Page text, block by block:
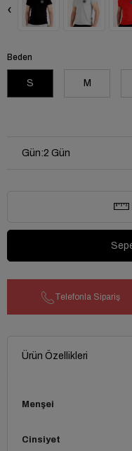
‹
Beden
S M
Gün:2 Gün
Telefonla Sipariş
Ürün Özellikleri
Menşei
Cinsiyet